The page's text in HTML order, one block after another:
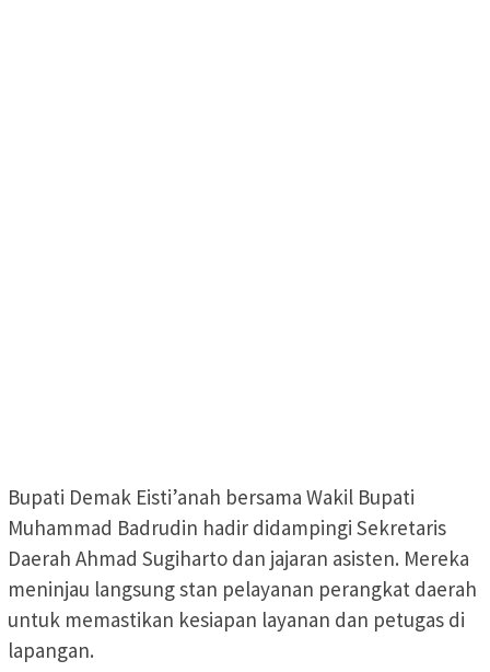
Bupati Demak Eisti’anah bersama Wakil Bupati
Muhammad Badrudin hadir didampingi Sekretaris
Daerah Ahmad Sugiharto dan jajaran asisten. Mereka
meninjau langsung stan pelayanan perangkat daerah
untuk memastikan kesiapan layanan dan petugas di
lapangan.